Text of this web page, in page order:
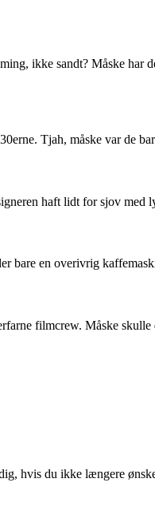
ikke sandt? Måske har
Tjah, måske var de
haft lidt for sjov med
bare en overivrig
filmcrew. Måske
hvis du ikke længere